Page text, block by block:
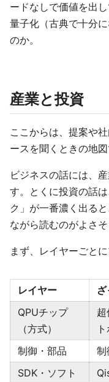
ードなしで価値を出
量子化（古典で十分
のか。
産業と投資
ここからは、提案や
ースを聞くときの地図
ビジネスの話には、
す。とくに投資の話
ク」が一番濃く出る
ながら読むのがよさそ
まず、レイヤーごと
レイヤー
QPUチップ
（方式）
制御・部品
制
SDK・ソフト